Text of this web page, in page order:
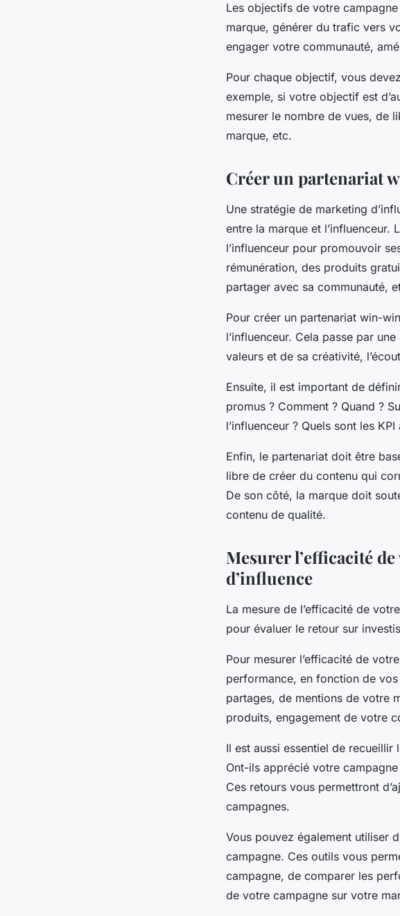
Les objectifs de votre
marque, générer du trafic vers
engager votre communauté,
Pour chaque objectif, vous
exemple, si votre objectif est
mesurer le nombre de vues, de
marque, etc.
Créer un partenariat
Une stratégie de marketing
entre la marque et l’influenceur.
l’influenceur pour promouvoir
rémunération, des produits
partager avec sa communauté,
Pour créer un partenariat win-
l’influenceur. Cela passe par
valeurs et de sa créativité,
Ensuite, il est important de
promus ? Comment ? Quand ?
l’influenceur ? Quels sont les
Enfin, le partenariat doit être
libre de créer du contenu qui
De son côté, la marque doit
contenu de qualité.
Mesurer l’efficacité
d’influence
La mesure de l’efficacité de
pour évaluer le retour sur
Pour mesurer l’efficacité de
performance, en fonction de
partages, de mentions de votre
produits, engagement de votre
Il est aussi essentiel de recueillir
Ont-ils apprécié votre
Ces retours vous permettront
campagnes.
Vous pouvez également utiliser
campagne. Ces outils vous
campagne, de comparer les
de votre campagne sur votre